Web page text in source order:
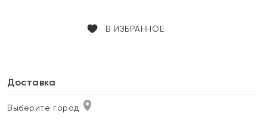
В ИЗБРАННОЕ
Доставка
Выберите город